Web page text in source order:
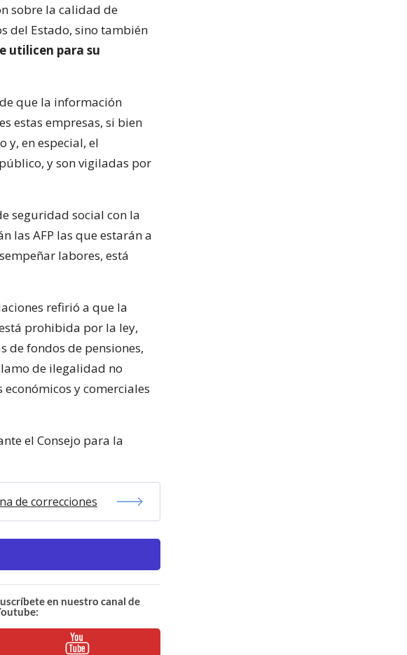
sobre la calidad de
del Estado, sino también
utilicen para su
que la información
estas empresas, si bien
y, en especial, el
y son vigiladas por
seguridad social con la
las AFP las que estarán a
labores, está
refirió a que la
prohibida por la ley,
de fondos de pensiones,
de ilegalidad no
y comerciales
el Consejo para la
de correcciones
en nuestro canal de